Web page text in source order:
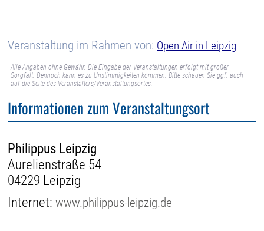
Veranstaltung im Rahmen von: Open Air in Leipzig
Alle Angaben ohne Gewähr. Die Eingabe der Veranstaltungen erfolgt mit großer
Sorgfalt. Dennoch kann es zu Unstimmigkeiten kommen. Bitte schauen Sie ggf. auch
auf die Seite des Veranstalters/Veranstaltungsortes.
Informationen zum Veranstaltungsort
Philippus Leipzig
Aurelienstraße 54
04229 Leipzig
Internet:www.philippus-leipzig.de